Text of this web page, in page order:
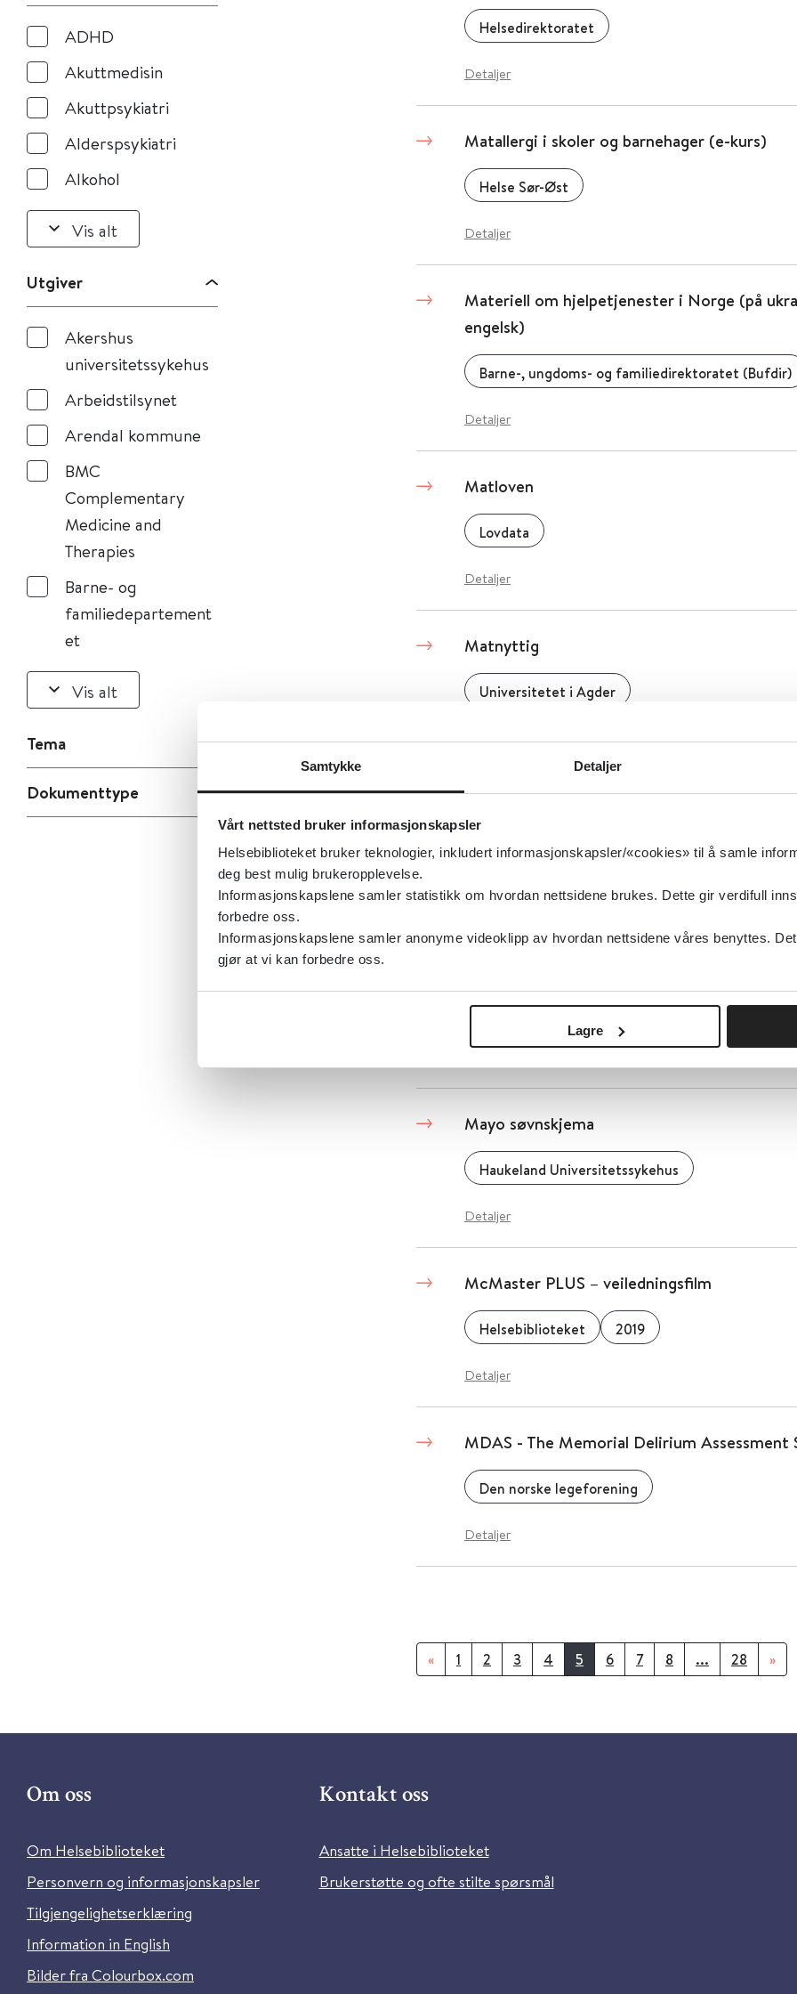
Samtykke Detaljer
Vårt nettsted bruker informasjonskapsler
Helsebiblioteket bruker teknologier, inkludert informasjonskapsler/«cookies» til å samle
deg best mulig brukeropplevelse.
Informasjonskapslene samler statistikk om hvordan nettsidene brukes. Dette gir verdifull
forbedre oss.
Informasjonskapslene samler anonyme videoklipp av hvordan nettsidene våres benyttes.
gjør at vi kan forbedre oss.
Lagre
ADHD
Akuttmedisin
Akuttpsykiatri
Alderspsykiatri
Alkohol
Vis alt
Utgiver
Akershus
universitetssykehus
Arbeidstilsynet
Arendal kommune
BMC
Complementary
Medicine and
Therapies
Barne- og
familiedepartement
et
Vis alt
Tema
Dokumenttype
Helsedirektoratet
Detaljer
Matallergi i skoler og barnehager (e-kurs)
Helse Sør-Øst
Detaljer
Materiell om hjelpetjenester i Norge (på
engelsk)
Barne-, ungdoms- og familiedirektoratet (Bufdir)
Detaljer
Matloven
Lovdata
Detaljer
Matnyttig
Universitetet i Agder
Detaljer
Mattilsynet 2015
Detaljer
Matportalen.no
Mayo søvnskjema
Haukeland Universitetssykehus
Detaljer
McMaster PLUS – veiledningsfilm
Helsebiblioteket 2019
Detaljer
MDAS - The Memorial Delirium Assessment
Den norske legeforening
Detaljer
« 1 2 3 4 5 6 7 8 ... 28 »
Om oss
Om Helsebiblioteket
Personvern og informasjonskapsler
Tilgjengelighetserklæring
Information in English
Bilder fra Colourbox.com
Kontakt oss
Ansatte i Helsebiblioteket
Brukerstøtte og ofte stilte spørsmål